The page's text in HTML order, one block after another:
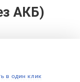
АКБ)
в один клик